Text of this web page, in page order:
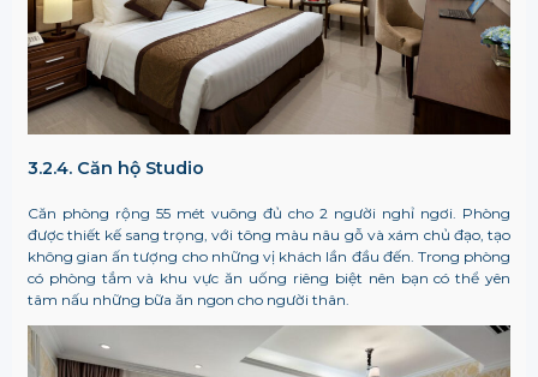
3.2.4. Căn hộ Studio
Căn phòng rộng 55 mét vuông đủ cho 2 người nghỉ ngơi. Phòng
được thiết kế sang trọng, với tông màu nâu gỗ và xám chủ đạo, tạo
không gian ấn tượng cho những vị khách lần đầu đến. Trong phòng
có phòng tắm và khu vực ăn uống riêng biệt nên bạn có thể yên
tâm nấu những bữa ăn ngon cho người thân.